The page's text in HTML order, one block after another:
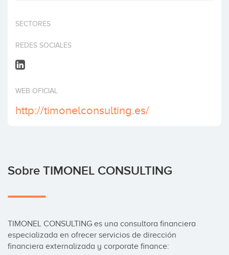
SECTORES
REDES SOCIALES
WEB OFICIAL
http://timonelconsulting.es/
Sobre TIMONEL CONSULTING
TIMONEL CONSULTING es una consultora financiera
especializada en ofrecer servicios de dirección
financiera externalizada y corporate finance: